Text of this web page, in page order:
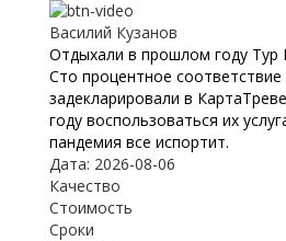
Василий Кузанов
Отдыхали в прошлом году Тур
Сто процентное
задекларировали в
году воспользоваться их
пандемия все испортит.
Дата: 2026-08-06
Качество
Стоимость
Сроки